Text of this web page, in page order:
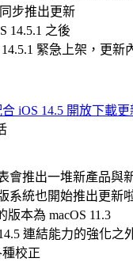
步推出更新
14.5.1 之後
緊急上架，更新
合 iOS 14.5 開放下載更
會推出一堆新產品與
系統也開始推出更新
版本為 macOS 11.3
連結能力的強化之
校正